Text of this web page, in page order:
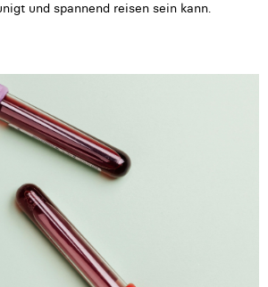
und spannend reisen sein kann.